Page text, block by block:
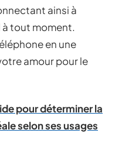
ainsi à
à tout moment.
en une
amour pour le
pour déterminer la
selon ses usages